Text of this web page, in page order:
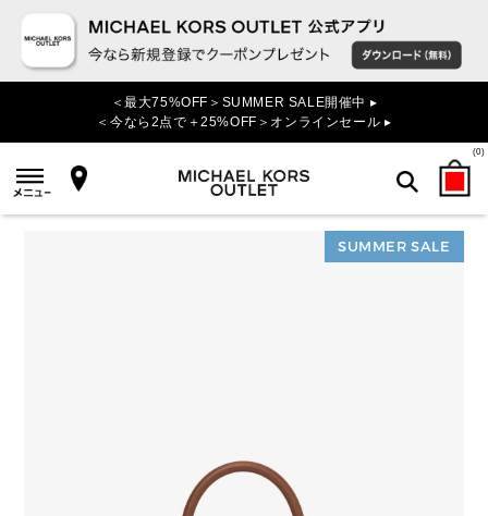
＜最大75%OFF＞SUMMER SALE開催中 ▸
＜今なら2点で＋25%OFF＞オンラインセール ▸
(0)
検索
SUMMER SALE